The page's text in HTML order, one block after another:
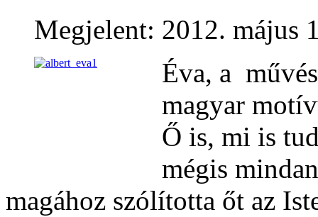
Megjelent: 2012. május
Éva, a
magyar
Ő is, mi is
mégis
magához szólította őt az